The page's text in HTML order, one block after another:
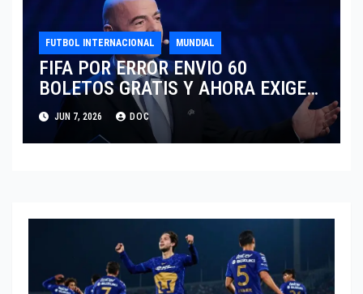
FUTBOL INTERNACIONAL MUNDIAL
FIFA POR ERROR ENVIO 60
BOLETOS GRATIS Y AHORA EXIGE
COBRO.
JUN 7, 2026 DOC